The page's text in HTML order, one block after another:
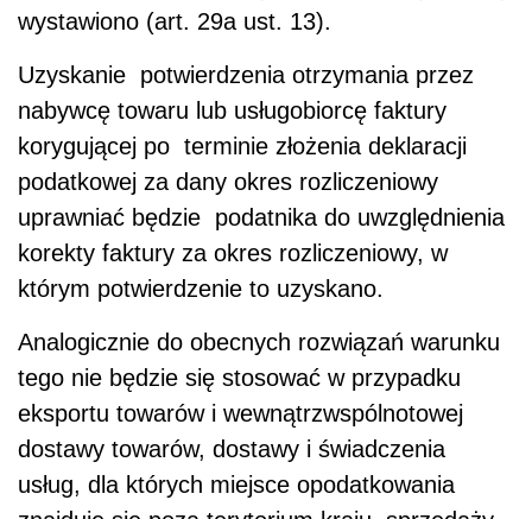
wystawiono (art. 29a ust. 13).
Uzyskanie potwierdzenia otrzymania przez
nabywcę towaru lub usługobiorcę faktury
korygującej po terminie złożenia deklaracji
podatkowej za dany okres rozliczeniowy
uprawniać będzie podatnika do uwzględnienia
korekty faktury za okres rozliczeniowy, w
którym potwierdzenie to uzyskano.
Analogicznie do obecnych rozwiązań warunku
tego nie będzie się stosować w przypadku
eksportu towarów i wewnątrzwspólnotowej
dostawy towarów, dostawy i świadczenia
usług, dla których miejsce opodatkowania